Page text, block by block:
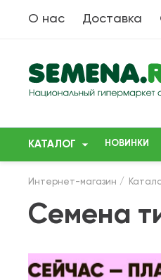
О нас Доставка
КАТАЛОГ НОВИНКИ
Интернет-магазин
Семена